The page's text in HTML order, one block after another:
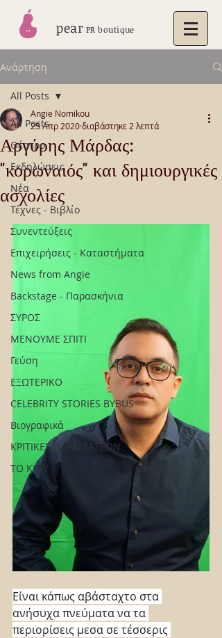
pear PR boutique
Ανάρτηση
All Posts
Θέατρο
Εκδηλώσεις
Νέα
Τέχνες - Βιβλίο
Συνεντεύξεις
Επιχειρήσεις - Καταστήματα
News from Angie
Backstage - Παρασκήνια
ΣΥΡΟΣ
ΜΕΝΟΥΜΕ ΣΠΙΤΙ
Γεύση
ΕΞΩΤΕΡΙΚΟ
CELEBRITY STORIES BYBUS
Βιογραφικά
ΚΡΙΤΙΚΕΣ ΠΑΡΑΣΤΑΣΕΩΝ
ΤΟ ΚΙΟΥ
All Posts
Αργύρης Μάρδας:
"κορωναιός" και δημιουργικές
ασχολίες
Angie Nomikou
25 Απρ 2020διαβάστηκε 2 λεπτά
Είναι κάπως αβάσταχτο στα
ανήσυχα πνεύματα να τα
περιορίσεις μεσα σε τέσσερις